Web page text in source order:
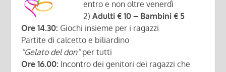
entro e non oltre venerdì
2)Adulti € 10 – Bambini € 5
Ore 14.30: Giochi insieme per i ragazzi
Partite di calcetto e biliardino
“Gelato del don”per tutti
Ore 16.00: Incontro dei genitori dei ragazzi che